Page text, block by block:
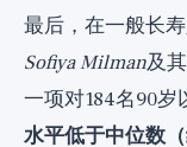
最后，在一般长
Sofiya Milman及
一项对184名90岁
水平低于中位数